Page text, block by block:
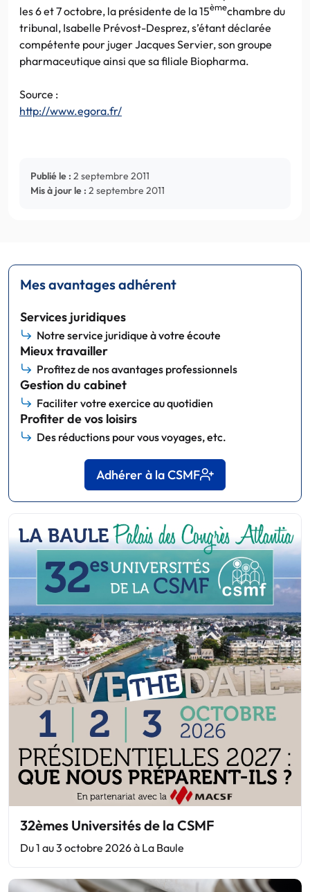
les 6 et 7 octobre, la présidente de la 15èmechambre du
tribunal, Isabelle Prévost-Desprez, s’étant déclarée
compétente pour juger Jacques Servier, son groupe
pharmaceutique ainsi que sa filiale Biopharma.
Source :
http://www.egora.fr/
Publié le : 2 septembre 2011
Mis à jour le : 2 septembre 2011
Mes avantages adhérent
Services juridiques
Notre service juridique à votre écoute
Mieux travailler
Profitez de nos avantages professionnels
Gestion du cabinet
Faciliter votre exercice au quotidien
Profiter de vos loisirs
Des réductions pour vous voyages, etc.
Adhérer à la CSMF
32èmes Universités de la CSMF
Du 1 au 3 octobre 2026 à La Baule